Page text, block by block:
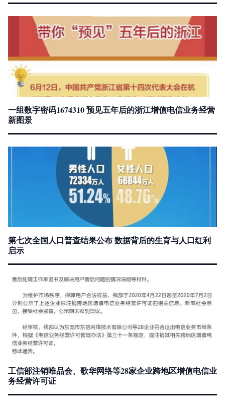
一组数字密码1674310 预见五年后的浙江增值电信业务经营
新图景
第七次全国人口普查结果公布 数据背后的生育与人口红利
启示
工信部注销唯品会、歌华网络等28家企业跨地区增值电信业
务经营许可证